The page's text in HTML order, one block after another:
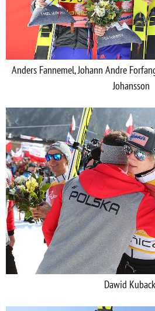
Anders Fannemel, Johann Andre
Johansson
Dawid